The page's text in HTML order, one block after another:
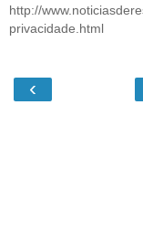
http://
privacidade.html
‹